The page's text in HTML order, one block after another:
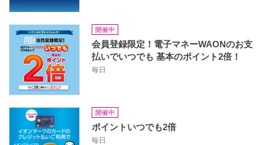
開催中
会員登録限定！電子マネーWAONのお支
払いでいつでも 基本のポイント2倍！
毎日
開催中
ポイントいつでも2倍
毎日